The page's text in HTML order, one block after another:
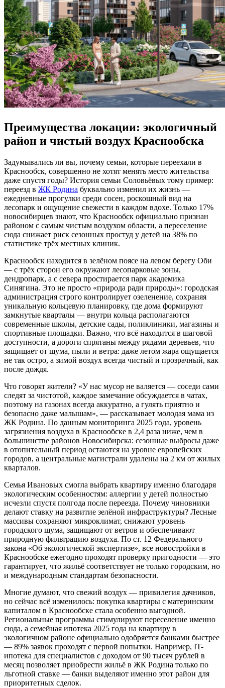
Преимущества локации: экологичный
район и чистый воздух Краснообска
Задумывались ли вы, почему семьи, которые переехали в
Краснообск, совершенно не хотят менять место жительства
даже спустя годы? История семьи Соловьёвых тому пример:
переезд в ЖК Родина буквально изменил их жизнь —
ежедневные прогулки среди сосен, роскошный вид на
лесопарк и ощущение свежести в каждом вдохе. Только 17%
новосибирцев знают, что Краснообск официально признан
районом с самым чистым воздухом области, а переселение
сюда снижает риск сезонных простуд у детей на 38% по
статистике трёх местных клиник.
Краснообск находится в зелёном поясе на левом берегу Оби
— с трёх сторон его окружают лесопарковые зоны,
дендропарк, а с севера простирается парк академика
Синягина. Это не просто «природа ради природы»: городская
администрация строго контролирует озеленение, сохраняя
уникальную кольцевую планировку, где дома формируют
замкнутые кварталы — внутри кольца располагаются
современные школы, детские сады, поликлиники, магазины и
спортивные площадки. Важно, что всё находится в шаговой
доступности, а дороги спрятаны между рядами деревьев, что
защищает от шума, пыли и ветра: даже летом жара ощущается
не так остро, а зимой воздух всегда чистый и прозрачный, как
после дождя.
Что говорят жители? «У нас мусор не валяется — соседи сами
следят за чистотой, каждое замечание обсуждается в чатах,
поэтому на газонах всегда аккуратно, а гулять приятно и
безопасно даже малышам», — рассказывает молодая мама из
ЖК Родина. По данным мониторинга 2025 года, уровень
загрязнения воздуха в Краснообске в 2,4 раза ниже, чем в
большинстве районов Новосибирска: сезонные выбросы даже
в отопительный период остаются на уровне европейских
городов, а центральные магистрали удалены на 2 км от жилых
кварталов.
Семья Ивановых смогла выбрать квартиру именно благодаря
экологическим особенностям: аллергии у детей полностью
исчезли спустя полгода после переезда. Почему чиновники
делают ставку на развитие зелёной инфраструктуры? Лесные
массивы сохраняют микроклимат, снижают уровень
городского шума, защищают от ветров и обеспечивают
природную фильтрацию воздуха. По ст. 12 Федерального
закона «Об экологической экспертизе», все новостройки в
Краснообске ежегодно проходят проверку пригодности — это
гарантирует, что жильё соответствует не только городским, но
и международным стандартам безопасности.
Многие думают, что свежий воздух — привилегия дачников,
но сейчас всё изменилось: покупка квартиры с материнским
капиталом в Краснообске стала особенно выгодной.
Региональные программы стимулируют переселение именно
сюда, а семейная ипотека 2025 года на квартиру в
экологичном районе официально одобряется банками быстрее
— 89% заявок проходят с первой попытки. Например, IT-
ипотека для специалистов с доходом от 90 тысяч рублей в
месяц позволяет приобрести жильё в ЖК Родина только по
льготной ставке — банки выделяют именно этот район для
приоритетных сделок.